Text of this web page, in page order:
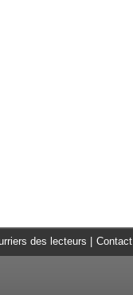
des lecteurs Contact